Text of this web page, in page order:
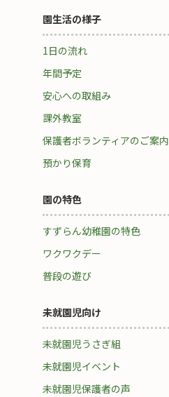
園生活の様子
1日の流れ
年間予定
安心への取組み
課外教室
保護者ボランティアのご案内
預かり保育
園の特色
すずらん幼稚園の特色
ワクワクデー
普段の遊び
未就園児向け
未就園児うさぎ組
未就園児イベント
未就園児保護者の声